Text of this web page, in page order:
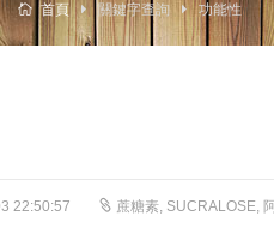
首頁 關鍵字查詢 功能性
22:50:57 蔗糖素, SUCRALOSE,